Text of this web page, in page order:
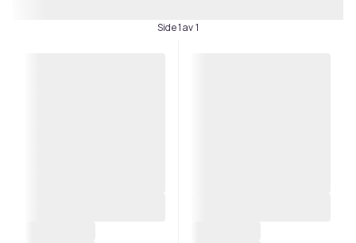
Side 1 av 1